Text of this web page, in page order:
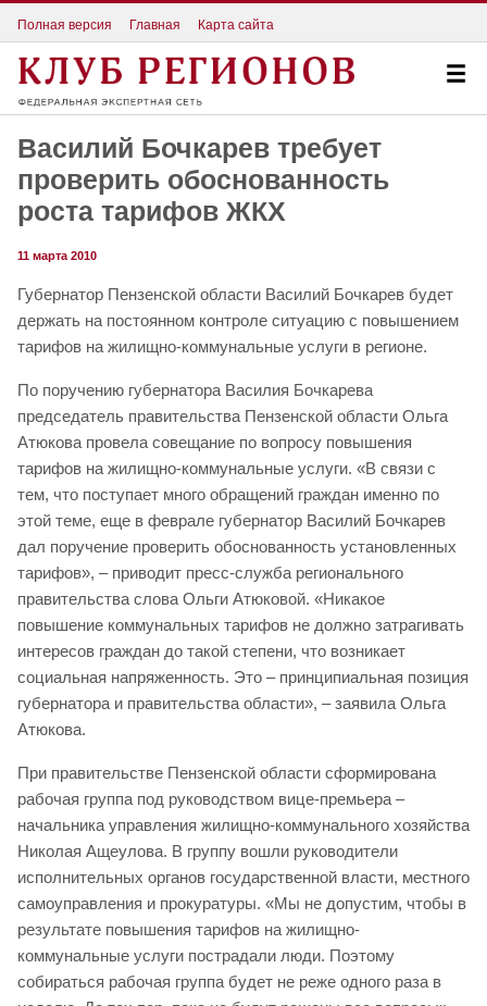
Полная версия Главная Карта сайта
Василий Бочкарев требует
проверить обоснованность
роста тарифов ЖКХ
11 марта 2010
Губернатор Пензенской области Василий Бочкарев будет
держать на постоянном контроле ситуацию с повышением
тарифов на жилищно-коммунальные услуги в регионе.
По поручению губернатора Василия Бочкарева
председатель правительства Пензенской области Ольга
Атюкова провела совещание по вопросу повышения
тарифов на жилищно-коммунальные услуги. «В связи с
тем, что поступает много обращений граждан именно по
этой теме, еще в феврале губернатор Василий Бочкарев
дал поручение проверить обоснованность установленных
тарифов», – приводит пресс-служба регионального
правительства слова Ольги Атюковой. «Никакое
повышение коммунальных тарифов не должно затрагивать
интересов граждан до такой степени, что возникает
социальная напряженность. Это – принципиальная позиция
губернатора и правительства области», – заявила Ольга
Атюкова.
При правительстве Пензенской области сформирована
рабочая группа под руководством вице-премьера –
начальника управления жилищно-коммунального хозяйства
Николая Ащеулова. В группу вошли руководители
исполнительных органов государственной власти, местного
самоуправления и прокуратуры. «Мы не допустим, чтобы в
результате повышения тарифов на жилищно-
коммунальные услуги пострадали люди. Поэтому
собираться рабочая группа будет не реже одного раза в